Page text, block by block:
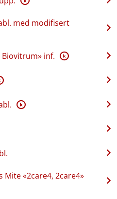
med modifisert
Biovitrum» inf. K
K
Mite «2care4, 2care4»